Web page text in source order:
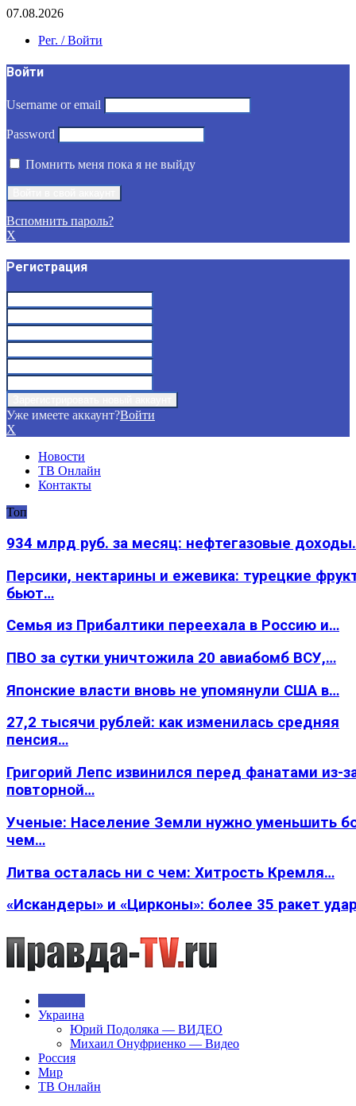
07.08.2026
Рег. / Войти
Войти
Username or email
Password
Помнить меня пока я не выйду
Вспомнить пароль?
X
Регистрация
Уже имеете аккаунт?Войти
X
Новости
ТВ Онлайн
Контакты
Топ
934 млрд руб. за месяц: нефтегазовые
Персики, нектарины и ежевика: турецкие
бьют…
Семья из Прибалтики переехала в Россию и…
ПВО за сутки уничтожила 20 авиабомб ВСУ,…
Японские власти вновь не упомянули США в…
27,2 тысячи рублей: как изменилась средняя
пенсия…
Григорий Лепс извинился перед фанатами из-
повторной…
Ученые: Население Земли нужно уменьшить
чем…
Литва осталась ни с чем: Хитрость Кремля…
«Искандеры» и «Цирконы»: более 35 ракет
Украина
Юрий Подоляка — ВИДЕО
Михаил Онуфриенко — Видео
Россия
Мир
ТВ Онлайн